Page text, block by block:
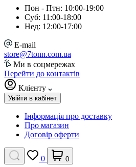
Пон - Птн: 10:00-19:00
Суб: 11:00-18:00
Нед: 12:00-17:00
E-mail
store@7tonn.com.ua
Ми в соцмережах
Перейти до контактів
Клієнту
Увійти в кабінет
Інформація про доставку
Про магазин
Договір оферти
0 0